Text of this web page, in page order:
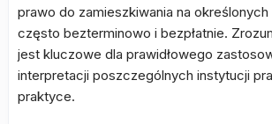
prawo do zamieszkiwania na określonych
często bezterminowo i bezpłatnie.
jest kluczowe dla prawidłowego
interpretacji poszczególnych instytucji
praktyce.